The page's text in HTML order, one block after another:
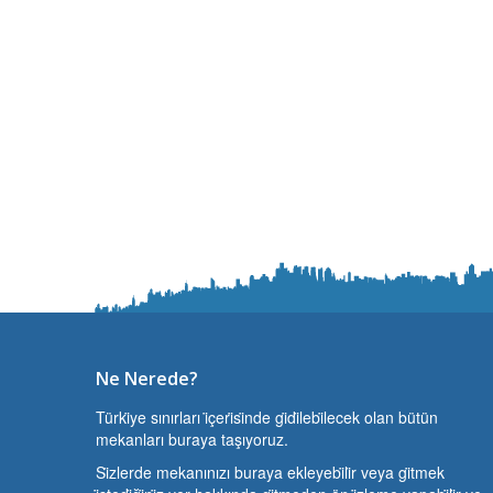
Ne Nerede?
Türki̇ye sınırları i̇çeri̇si̇nde gi̇di̇lebi̇lecek olan bütün
mekanları buraya taşıyoruz.
Si̇zlerde mekanınızı buraya ekleyebi̇li̇r veya gi̇tmek